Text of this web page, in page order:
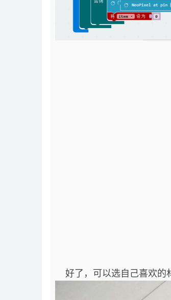
好了，可以选自己喜欢的